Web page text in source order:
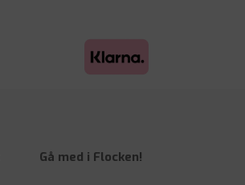
Gå med i Flocken!